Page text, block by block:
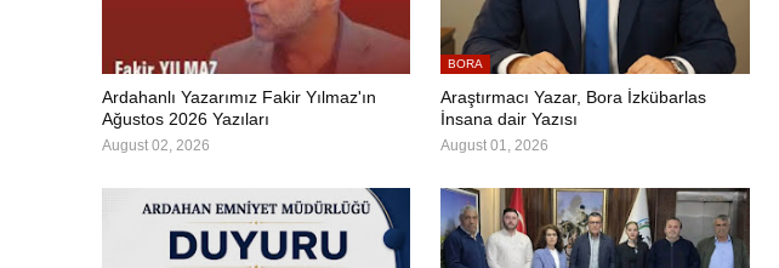
Ardahanlı Yazarımız Fakir Yılmaz'ın
Ağustos 2026 Yazıları
August 02, 2026
BORA
Araştırmacı Yazar, Bora İzkübarlas
İnsana dair Yazısı
August 01, 2026